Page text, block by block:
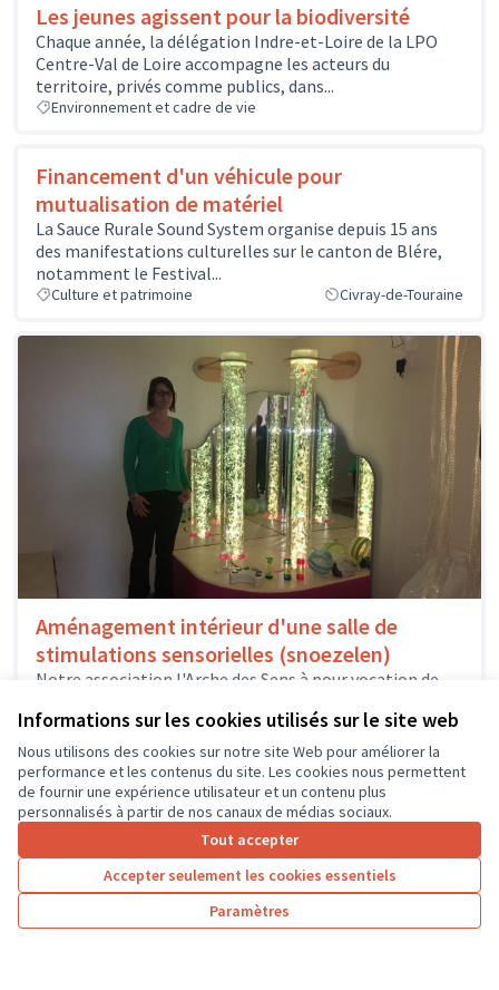
Informations sur les cookies utilisés sur le site web
Nous utilisons des cookies sur notre site Web pour améliorer la
performance et les contenus du site. Les cookies nous permettent
de fournir une expérience utilisateur et un contenu plus
personnalisés à partir de nos canaux de médias sociaux.
Tout accepter
Accepter seulement les cookies essentiels
Paramètres
Les jeunes agissent pour la biodiversité
Chaque année, la délégation Indre-et-Loire de la LPO
Centre-Val de Loire accompagne les acteurs du
territoire, privés comme publics, dans...
Environnement et cadre de vie
Financement d'un véhicule pour
mutualisation de matériel
La Sauce Rurale Sound System organise depuis 15 ans
des manifestations culturelles sur le canton de Blére,
notamment le Festival...
Culture et patrimoine Civray-de-Touraine
Aménagement intérieur d'une salle de
stimulations sensorielles (snoezelen)
Notre association l'Arche des Sens à pour vocation de
des accompagnements éducatifs,...
Solidarité et développement local Chinon
Résultats par page : 25
1 2 3 4